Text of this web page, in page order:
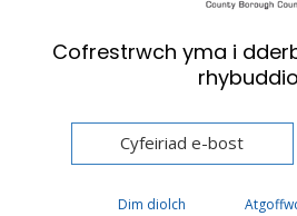
Preswylwyr
Rhoi Caniatâd i Gyrsiau Dŵr
Cofrestrwch yma i
Dim diolch